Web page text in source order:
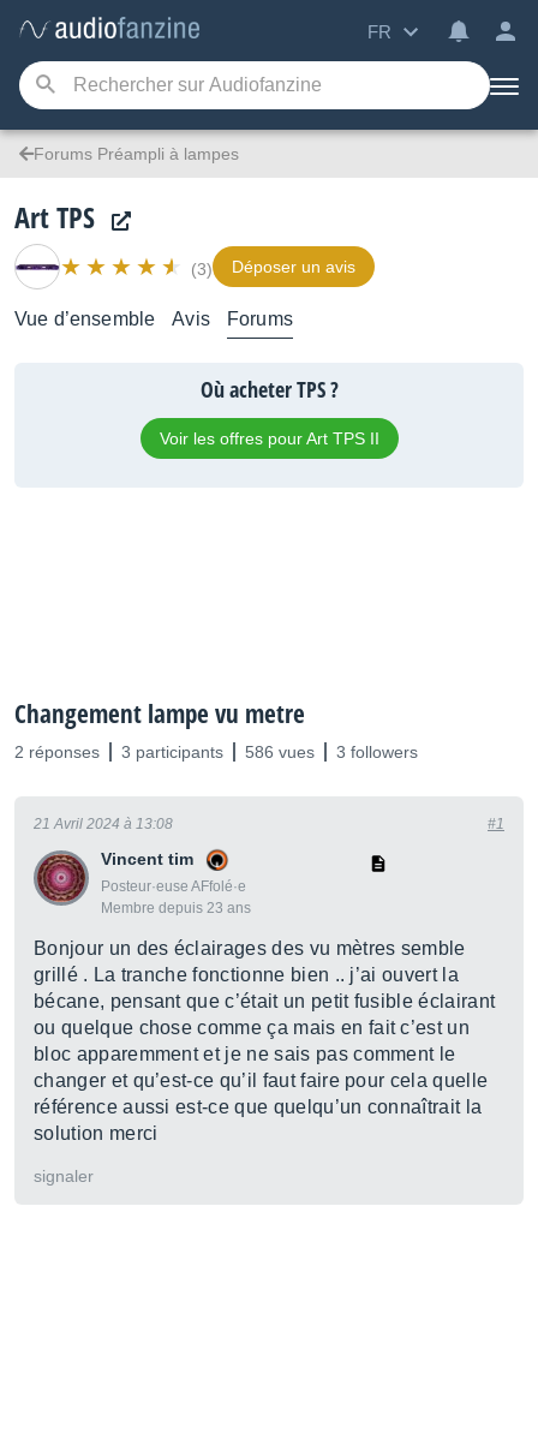
FR
Forums Préampli à lampes
Art TPS
(3) Déposer un avis
Vue d’ensemble Avis Forums
Où acheter TPS ?
Voir les offres pour Art TPS II
Changement lampe vu metre
2 réponses 3 participants 586 vues 3 followers
Vincent tim
Posteur·euse AFfolé·e
Membre depuis 23 ans
21 Avril 2024 à 13:08 #1
Bonjour un des éclairages des vu mètres semble
grillé . La tranche fonctionne bien .. j’ai ouvert la
bécane, pensant que c’était un petit fusible éclairant
ou quelque chose comme ça mais en fait c’est un
bloc apparemment et je ne sais pas comment le
changer et qu’est-ce qu’il faut faire pour cela quelle
référence aussi est-ce que quelqu’un connaîtrait la
solution merci
signaler